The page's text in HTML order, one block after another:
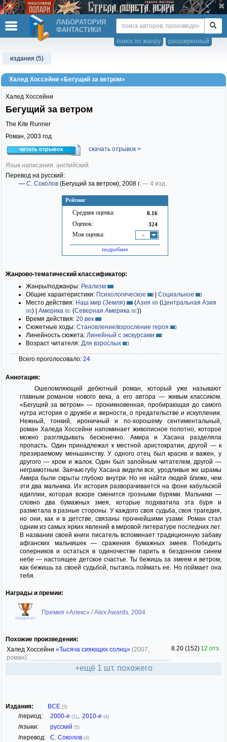
ЛАБОРАТОРИЯ
ФАНТАСТИКИ
расширенный
поиск по жанру
издания (5)
Халед Хоссейни «Бегущий за ветром»
Рейтинг
Средняя оценка: 8.16
Оценок: 324
Моя оценка: -
подробнее
Халед Хоссейни
Бегущий за ветром
The Kite Runner
Роман, 2003 год
читать отрывок скачать отрывок >
Язык написания: английский
Перевод на русский:
— С. Соколов (Бегущий за ветром); 2008 г. — 4 изд.
Жанрово-тематический классификатор:
Жанры/поджанры: Реализм
Общие характеристики: Психологическое | Социальное
Место действия: Наш мир (Земля) (Азия (Центральная Азия
) | Америка (Северная Америка ))
Время действия: 20 век
Сюжетные ходы: Становление/взросление героя
Линейность сюжета: Линейный с экскурсами
Возраст читателя: Для взрослых
Всего проголосовало: 24
Аннотация:
Ошеломляющий дебютный роман, который уже называют
главным романом нового века, а его автора — живым классиком.
«Бегущий за ветром» — проникновенная, пробирающая до самого
нутра история о дружбе и верности, о предательстве и искуплении.
Нежный, тонкий, ироничный и по-хорошему сентиментальный,
роман Халеда Хоссейни напоминает живописное полотно, которое
можно разглядывать бесконечно. Амира и Хасана разделяла
пропасть. Один принадлежал к местной аристократии, другой — к
презираемому меньшинству. У одного отец был красив и важен, у
другого — хром и жалок. Один был запойным читателем, другой —
неграмотным. Заячью губу Хасана видели все, уродливые же шрамы
Амира были скрыты глубоко внутри. Но не найти людей ближе, чем
эти два мальчика. Их история разворачивается на фоне кабульской
идиллии, которая вскоре сменится грозными бурями. Мальчики —
словно два бумажных змея, которые подхватила эта буря и
разметала в разные стороны. У каждого своя судьба, своя трагедия,
но они, как и в детстве, связаны прочнейшими узами. Роман стал
одним из самых ярких явлений в мировой литературе последних лет.
В названии своей книги писатель вспоминает традиционную забаву
афганских мальчишек — сражения бумажных змеев. Победить
соперников и остаться в одиночестве парить в бездонном синем
небе — настоящее детское счастье. Ты бежишь за змеем и ветром,
как бежишь за своей судьбой, пытаясь поймать ее. Но поймает она
тебя.
Награды и премии:
лауреат
Премия «Алекс» / Alex Awards, 2004
Похожие произведения:
Халед Хоссейни «Тысяча сияющих солнц» (2007,
роман)
8.20 (152) 12 отз.
+ещё 1 шт. похожего
Издания: ВСЕ (5)
/период: 2000-е (1) , 2010-е (4)
/языки: русский (5)
/перевод: С. Соколов (4)